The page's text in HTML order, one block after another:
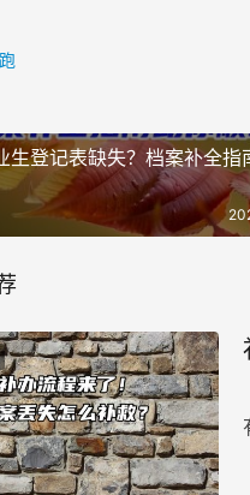
生登记表缺失？档案补全指